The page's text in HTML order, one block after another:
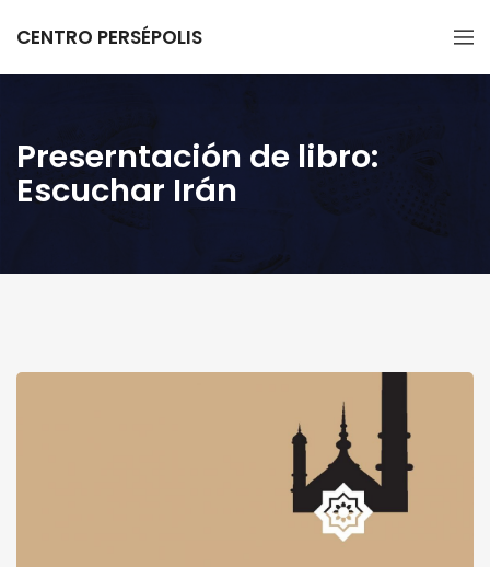
CENTRO PERSÉPOLIS
Preserntación de libro:
Escuchar Irán